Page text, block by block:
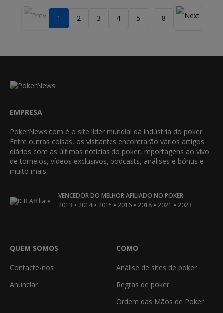
1 2 3 4 5 … 8
EMPRESA
PokerNews.com é o site líder mundial da indústria do poker.
Entre outras coisas, os visitantes encontrarão vários artigos
diários com as últimas notícias do poker, reportagens ao vivo
de torneios, vídeos exclusivos, podcasts, análises e bónus e
muito mais.
VENCEDOR DO MELHOR AFILIADO NO POKER
2013 • 2014 • 2015 • 2016 • 2018 • 2021 • 2023
QUEM SOMOS
Contacte-nos
Anunciar
COMO
Análise de sites de poker
Regras de poker
Ordem das Mãos de Poker